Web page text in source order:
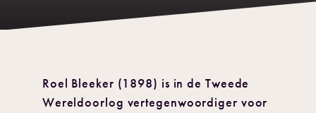
Roel Bleeker (1898) is in de Tweede
Wereldoorlog vertegenwoordiger voor